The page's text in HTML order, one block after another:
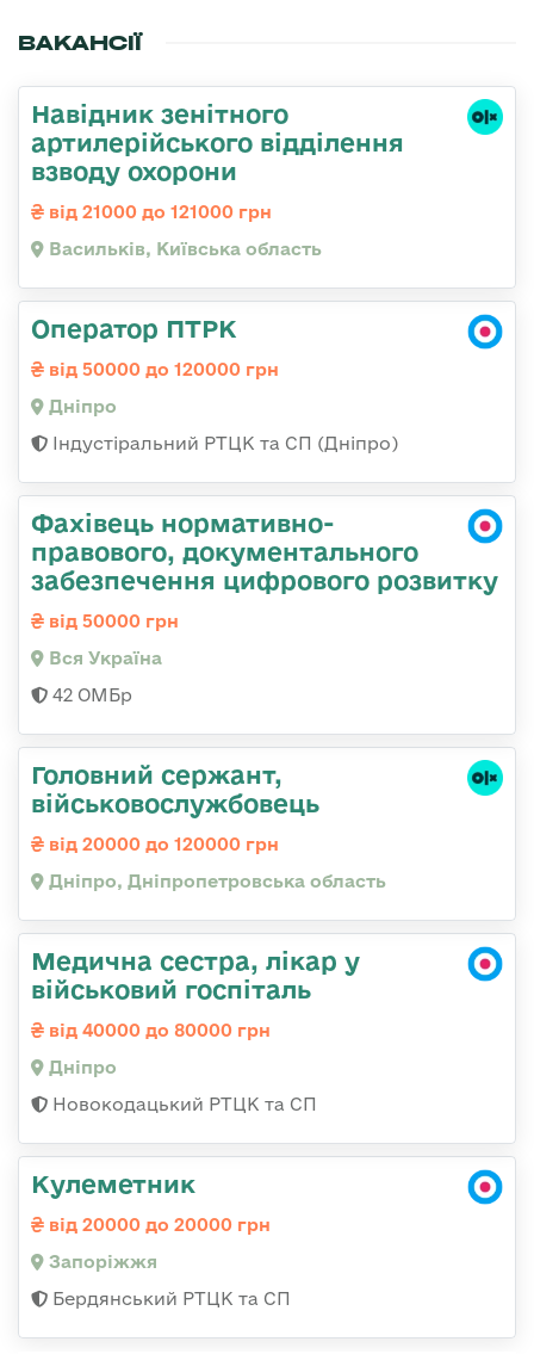
ВАКАНСІЇ
Навідник зенітного
артилерійського відділення
взводу охорони
від 21000 до 121000 грн
Васильків, Київська область
Оператор ПТРК
від 50000 до 120000 грн
Дніпро
Індустіральний РТЦК та СП (Дніпро)
Фахівець нормативно-
правового, документального
забезпечення цифрового розвитку
від 50000 грн
Вся Україна
42 ОМБр
Головний сержант,
військовослужбовець
від 20000 до 120000 грн
Дніпро, Дніпропетровська область
Медична сестра, лікар у
військовий госпіталь
від 40000 до 80000 грн
Дніпро
Новокодацький РТЦК та СП
Кулеметник
від 20000 до 20000 грн
Запоріжжя
Бердянський РТЦК та СП